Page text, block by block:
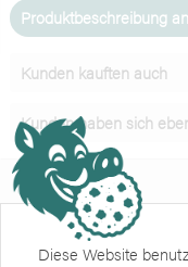
Produktbeschreibung
Kunden kauften auch
Kunden haben sich
Unser Service
Diese Website